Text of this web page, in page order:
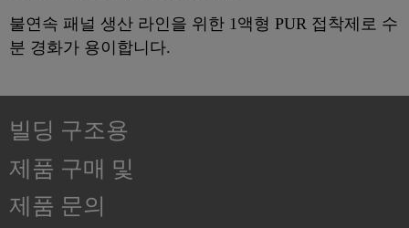
불연속 패널 생산 라인을 위한 1액형 PUR 접착제로 수
분 경화가 용이합니다.
빌딩 구조용
제품 구매 및
제품 문의